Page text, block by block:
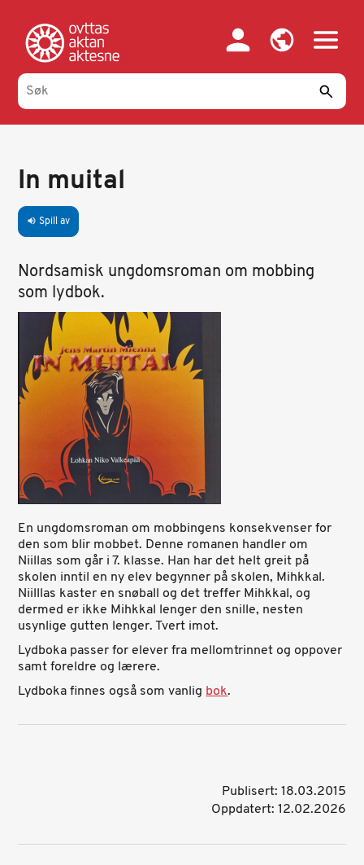
hovedinnhold
In muital
volume_up Spill av
Nordsamisk ungdomsroman om mobbing
som lydbok.
En ungdomsroman om mobbingens konsekvenser for
den som blir mobbet. Denne romanen handler om
Niillas som går i 7. klasse. Han har det helt greit på
skolen inntil en ny elev begynner på skolen, Mihkkal.
Niilllas kaster en snøball og det treffer Mihkkal, og
dermed er ikke Mihkkal lenger den snille, nesten
usynlige gutten lenger. Tvert imot.
Lydboka passer for elever fra mellomtrinnet og oppover
samt foreldre og lærere.
Lydboka finnes også som vanligbok.
Publisert: 18.03.2015
Oppdatert: 12.02.2026